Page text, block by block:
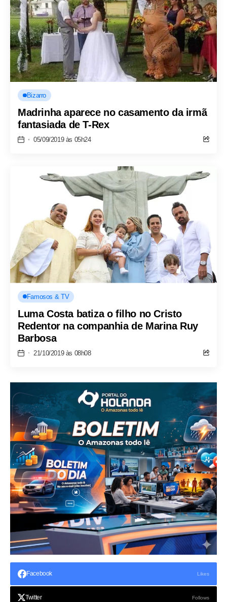
Bizarro
Madrinha aparece no casamento da irmã
fantasiada de T-Rex
05/09/2019 às 05h24
Famosos & TV
Luma Costa batiza o filho no Cristo
Redentor na companhia de Marina Ruy
Barbosa
21/10/2019 às 08h08
Facebook Likes
Twitter Follows